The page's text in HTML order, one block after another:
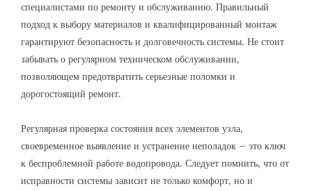
специалистами по ремонту и обслуживанию. Правильный
подход к выбору материалов и квалифицированный монтаж
гарантируют безопасность и долговечность системы. Не стоит
забывать о регулярном техническом обслуживании‚
позволяющем предотвратить серьезные поломки и
дорогостоящий ремонт.
Регулярная проверка состояния всех элементов узла‚
своевременное выявление и устранение неполадок – это ключ
к беспроблемной работе водопровода. Следует помнить‚ что от
исправности системы зависит не только комфорт‚ но и